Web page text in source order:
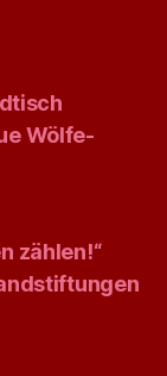
Wölfe-
zählen!“